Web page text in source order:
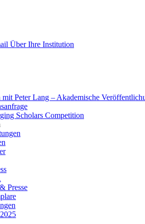
Über Ihre Institution
mit Peter Lang – Akademische
Scholars Competition
Presse